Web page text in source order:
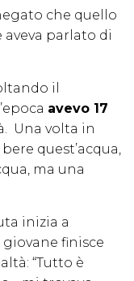
che quello
aveva parlato di
il
avevo 17
Una volta in
quest’acqua,
ma una
inizia a
finisce
“Tutto è